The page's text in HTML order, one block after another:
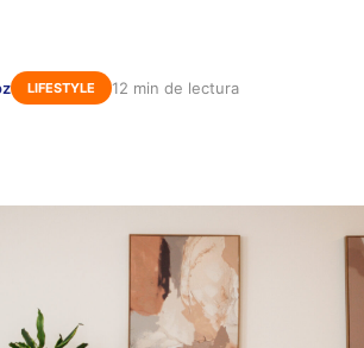
LIFESTYLE 12 min de lectura